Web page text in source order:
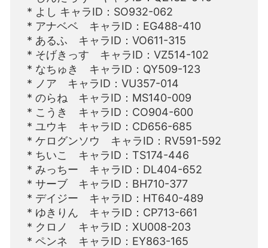
* よし キャラID：SO932-062
* アナベベ キャラID：EG488-410
* あるふ キャラID：VO611-315
* そげきっす キャラID：VZ514-102
* なちゅき キャラID：QY509-123
* ノア キャラID：VU357-014
* のらね キャラID：MS140-009
* こうき キャラID：CO904-600
* ユウキ キャラID：CD656-685
* ケログンソウ キャラID：RV591-592
* ちいこ キャラID：TS174-446
* みっちー キャラID：DL404-652
* サーブ キャラID：BH710-377
* デイジー キャラID：HT640-489
* ゆきりん キャラID：CP713-661
* クロノ キャラID：XU008-203
* ペンネ キャラID：EY863-165